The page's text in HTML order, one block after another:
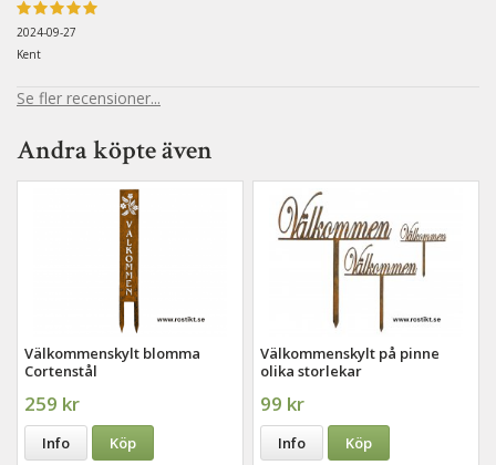
2024-09-27
Kent
Se fler recensioner...
Andra köpte även
Välkommenskylt blomma
Cortenstål
259 kr
Info Köp
Välkommenskylt på pinne
olika storlekar
99 kr
Info Köp